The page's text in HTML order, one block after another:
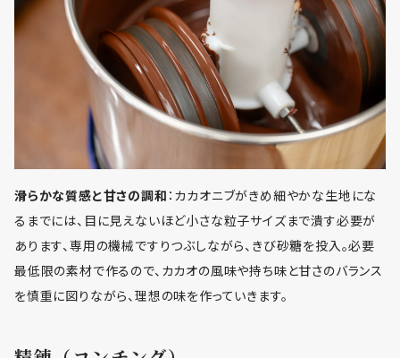
滑らかな質感と甘さの調和 ：カカオニブがきめ細やかな生地にな
るまでには、目に見えないほど小さな粒子サイズまで潰す必要が
あります、専用の機械ですりつぶしながら、きび砂糖を投入。必要
最低限の素材で作るので、カカオの風味や持ち味と甘さのバランス
を慎重に図りながら、理想の味を作っていきます。